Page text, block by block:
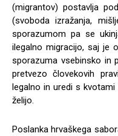
(migrantov) postavlja
(svoboda izražanja,
sporazumom pa se
ilegalno migracijo, saj je
sporazuma vsebinsko in
pretvezo človekovih
legalno in uredi s
želijo.
Poslanka hrvaškega